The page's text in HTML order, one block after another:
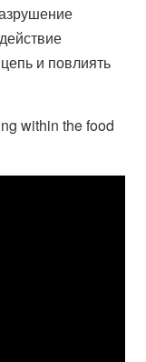
и повлиять
within the food